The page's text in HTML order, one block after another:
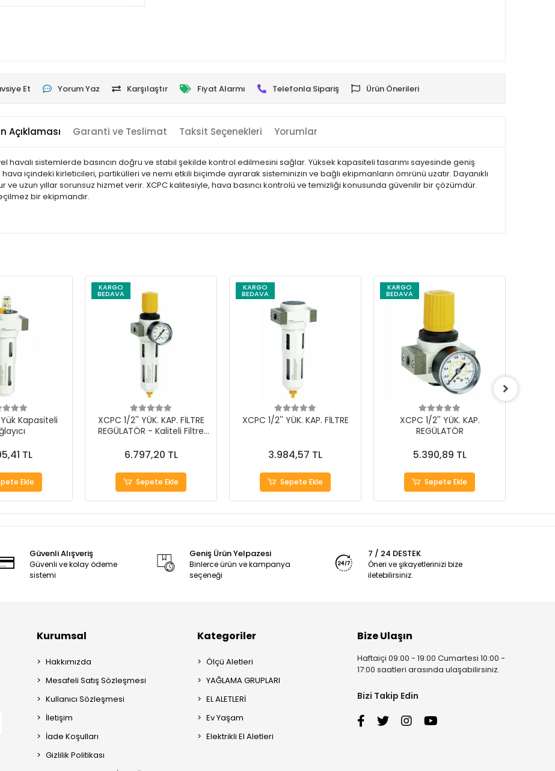
Et Yorum Yaz Karşılaştır Fiyat Alarmı Telefonla Sipariş Ürün Önerileri
Açıklaması Garanti ve Teslimat Taksit Seçenekleri Yorumlar
havalı sistemlerde basıncın doğru ve stabil şekilde kontrol edilmesini sağlar. Yüksek kapasiteli tasarımı sayesinde geniş
hava içindeki kirleticileri, partikülleri ve nemi etkili biçimde ayırarak sisteminizin ve bağlı ekipmanların ömrünü uzatır. Dayanıklı
ve uzun yıllar sorunsuz hizmet verir. XCPC kalitesiyle, hava basıncı kontrolü ve temizliği konusunda güvenilir bir çözümdür.
bir ekipmandır.
Kapasiteli
TL
Ekle
KARGO
BEDAVA
XCPC 1/2'' YÜK. KAP. FİLTRE
REGÜLATÖR - Kaliteli Filtre
6.797,20 TL
Sepete Ekle
KARGO
BEDAVA
XCPC 1/2'' YÜK. KAP. FİLTRE
3.984,57 TL
Sepete Ekle
KARGO
BEDAVA
XCPC 1/2'' YÜK. KAP.
REGÜLATÖR
5.390,89 TL
Sepete Ekle
Güvenli Alışveriş
Güvenli ve kolay ödeme
sistemi
Geniş Ürün Yelpazesi
Binlerce ürün ve kampanya
seçeneği
7 / 24 DESTEK
Öneri ve şikayetlerinizi bize
iletebilirsiniz.
Kurumsal
Hakkımızda
Mesafeli Satış Sözleşmesi
Kullanıcı Sözleşmesi
İletişim
İade Koşulları
Gizlilik Politikası
Kategoriler
Ölçü Aletleri
YAĞLAMA GRUPLARI
EL ALETLERİ
Ev Yaşam
Elektrikli El Aletleri
Bize Ulaşın
Haftaiçi 09:00 - 19:00 Cumartesi 10:00 -
17:00 saatleri arasında ulaşabilirsiniz.
Bizi Takip Edin